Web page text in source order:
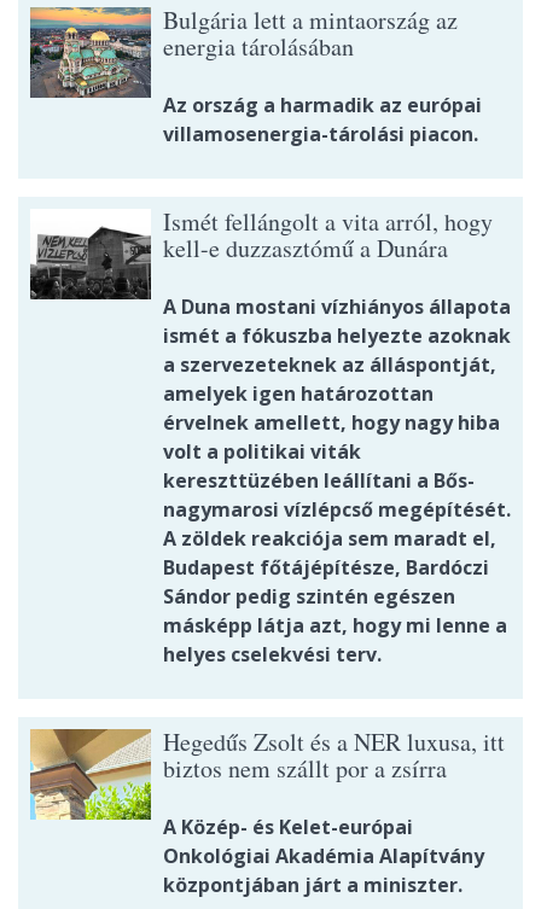
Bulgária lett a mintaország az
energia tárolásában
Az ország a harmadik az európai
villamosenergia-tárolási piacon.
Ismét fellángolt a vita arról, hogy
kell-e duzzasztómű a Dunára
A Duna mostani vízhiányos állapota
ismét a fókuszba helyezte azoknak
a szervezeteknek az álláspontját,
amelyek igen határozottan
érvelnek amellett, hogy nagy hiba
volt a politikai viták
kereszttüzében leállítani a Bős-
nagymarosi vízlépcső megépítését.
A zöldek reakciója sem maradt el,
Budapest főtájépítésze, Bardóczi
Sándor pedig szintén egészen
másképp látja azt, hogy mi lenne a
helyes cselekvési terv.
Hegedűs Zsolt és a NER luxusa, itt
biztos nem szállt por a zsírra
A Közép- és Kelet-európai
Onkológiai Akadémia Alapítvány
központjában járt a miniszter.